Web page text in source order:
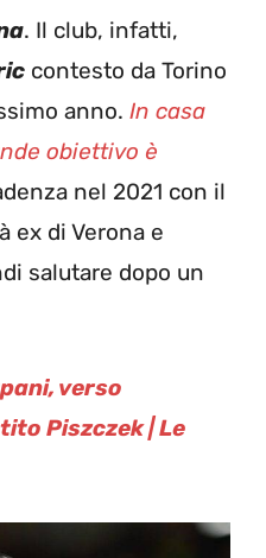
. Il club, infatti,
contesto da Torino
anno. In casa
obiettivo è
nel 2021 con il
ex di Verona e
salutare dopo un
verso
Piszczek | Le